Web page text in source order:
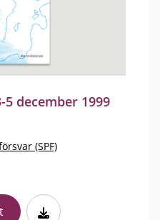
5 december 1999
(SPF)